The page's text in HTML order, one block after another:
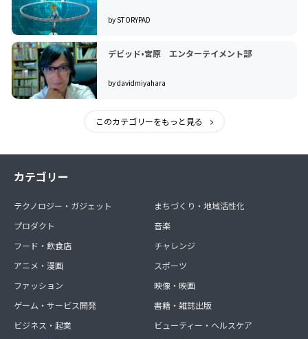
by STORYPAD
デビッド•宮原 エンターテイメント部
by davidmiyahara
このカテゴリーをもっと見る
カテゴリー
テクノロジー・ガジェット
プロダクト
フード・飲食店
アニメ・漫画
ファッション
ゲーム・サービス開発
ビジネス・起業
まちづくり・地域活性化
音楽
チャレンジ
スポーツ
映像・映画
書籍・雑誌出版
ビューティー・ヘルスケア